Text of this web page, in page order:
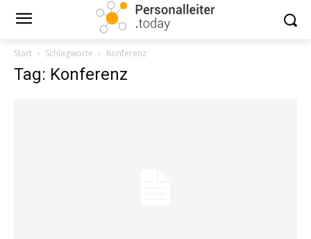
Start Schlagworte Konferenz
Tag: Konferenz